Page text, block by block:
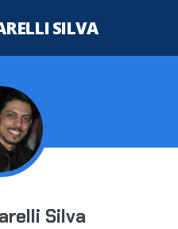
SILVA
Silva